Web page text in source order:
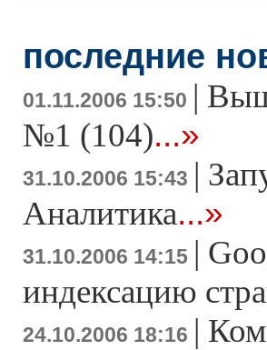
последние
01.11.2006 15:50 |
№1 (104)...»
31.10.2006 15:43 |
Аналитика...»
31.10.2006 14:15 |
индексацию
24.10.2006 18:16 |